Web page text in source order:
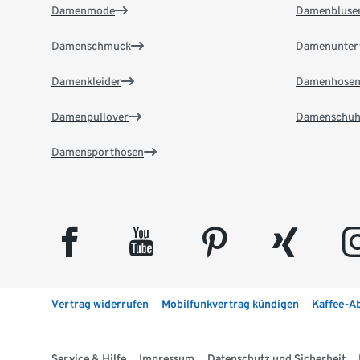
Damenmode
Damenschmuck
Damenkleider
Damenpullover
Damensporthosen
Damenhosen
facebook youtube pinterest xing
Vertrag widerrufen Mobilfunkvertrag kündigen Kaffee-